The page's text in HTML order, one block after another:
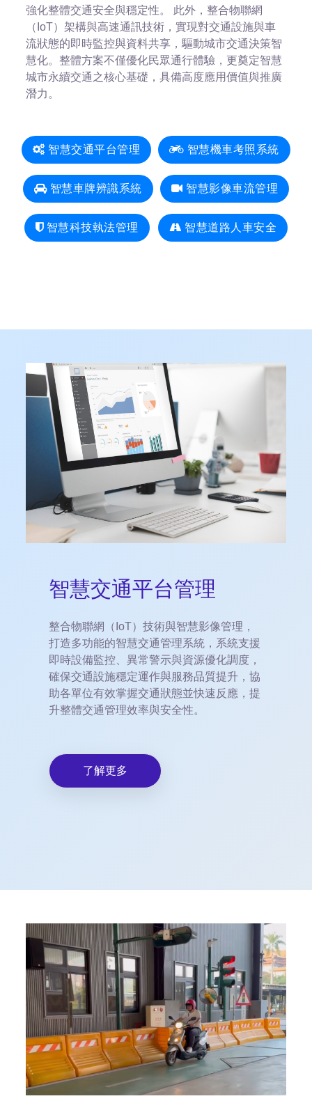
強化整體交通安全與穩定性。 此外，整合物聯網
（IoT）架構與高速通訊技術，實現對交通設施與車
流狀態的即時監控與資料共享，驅動城市交通決策智
慧化。整體方案不僅優化民眾通行體驗，更奠定智慧
城市永續交通之核心基礎，具備高度應用價值與推廣
潛力。
智慧交通平台管理 智慧機車考照系統
智慧車牌辨識系統 智慧影像車流管理
智慧科技執法管理 智慧道路人車安全
智慧交通平台管理
整合物聯網（IoT）技術與智慧影像管理，
打造多功能的智慧交通管理系統，系統支援
即時設備監控、異常警示與資源優化調度，
確保交通設施穩定運作與服務品質提升，協
助各單位有效掌握交通狀態並快速反應，提
升整體交通管理效率與安全性。
了解更多